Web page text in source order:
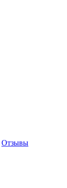
Отзывы